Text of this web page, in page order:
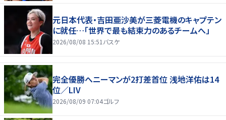
元日本代表・吉田亜沙美が三菱電機のキャプテン
に就任…「世界で最も結束力のあるチームへ」
2026/08/08 15:51 バスケ
完全優勝へニーマンが2打差首位 浅地洋佑は14
位／LIV
2026/08/09 07:04ゴルフ